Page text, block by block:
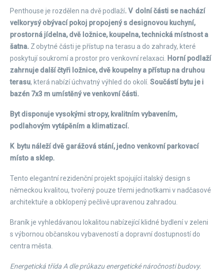
Penthouse je rozdělen na dvě podlaží. V dolní části se nachází
velkorysý obývací pokoj propojený s designovou kuchyní,
prostorná jídelna, dvě ložnice, koupelna, technická místnost a
šatna. Z obytné části je přístup na terasu a do zahrady, které
poskytují soukromí a prostor pro venkovní relaxaci.
Horní podlaží
zahrnuje další čtyři ložnice, dvě koupelny a přístup na druhou
terasu, která nabízí úchvatný výhled do okolí. Součástí bytu je i
bazén 7x3 m umístěný ve venkovní části.
Byt disponuje vysokými stropy, kvalitním vybavením,
podlahovým vytápěním a klimatizací.
K bytu náleží dvě garážová stání, jedno venkovní parkovací
místo a sklep.
Tento elegantní rezidenční projekt spojující italský design s
německou kvalitou, tvořený pouze třemi jednotkami v nadčasové
architektuře a obklopený pečlivě upravenou zahradou.
Braník je vyhledávanou lokalitou nabízející klidné bydlení v zeleni
s výbornou občanskou vybaveností a dopravní dostupností do
centra města.
Energetická třída A dle průkazu energetické náročnosti budovy.